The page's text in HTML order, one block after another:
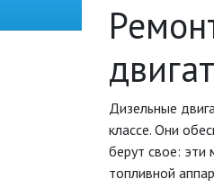
Дизельные
классе. Они
берут свое: эти
топливной